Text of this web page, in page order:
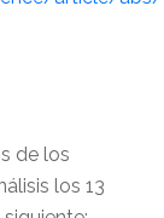
de los
los 13